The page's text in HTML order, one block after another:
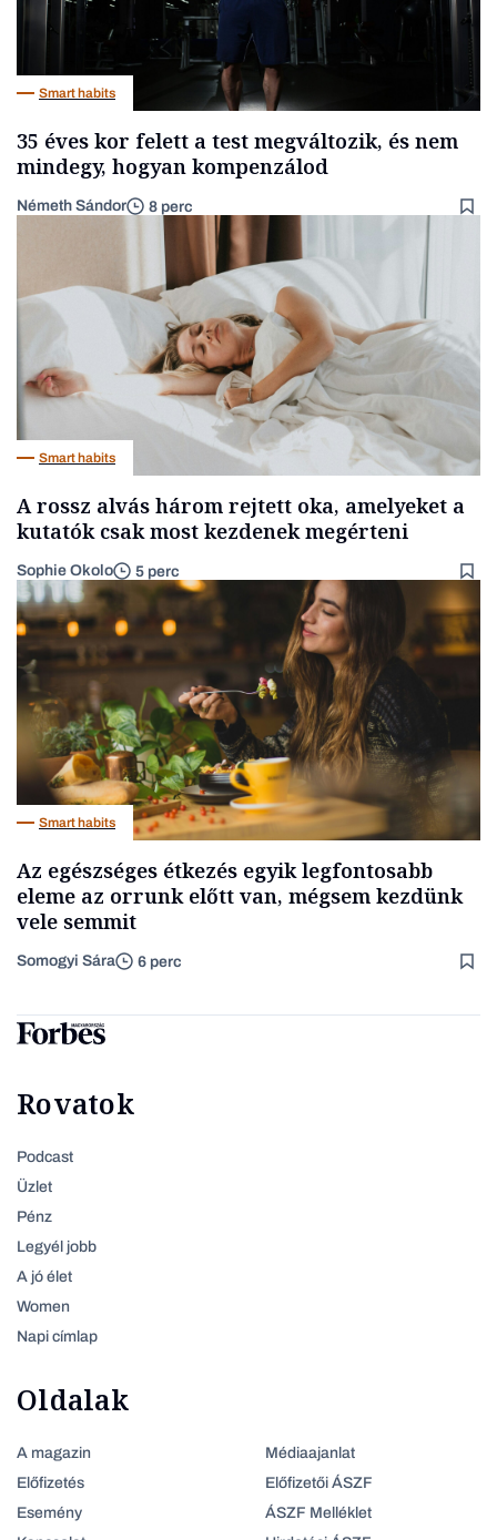
Smart habits
35 éves kor felett a test megváltozik, és nem
mindegy, hogyan kompenzálod
Németh Sándor 8 perc
Smart habits
A rossz alvás három rejtett oka, amelyeket a
kutatók csak most kezdenek megérteni
Sophie Okolo 5 perc
Smart habits
Az egészséges étkezés egyik legfontosabb
eleme az orrunk előtt van, mégsem kezdünk
vele semmit
Somogyi Sára 6 perc
Rovatok
Podcast
Üzlet
Pénz
Legyél jobb
A jó élet
Women
Napi címlap
Oldalak
A magazin
Előfizetés
Esemény
Médiaajanlat
Előfizetői ÁSZF
ÁSZF Melléklet